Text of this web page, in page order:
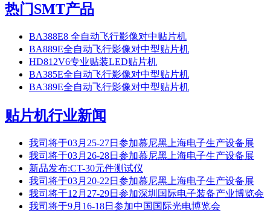
热门SMT产品
BA388E8 全自动飞行影像对中贴片机
BA889E全自动飞行影像对中型贴片机
HD812V6专业贴装LED贴片机
BA385E全自动飞行影像对中型贴片机
BA389E全自动飞行影像对中型贴片机
贴片机行业新闻
我司将于03月25-27日参加慕尼黑上海电子生产设备展
我司将于03月26-28日参加慕尼黑上海电子生产设备展
新品发布:CT-30元件测试仪
我司将于03月20-22日参加慕尼黑上海电子生产设备展
我司将于12月27-29日参加深圳国际电子装备产业博览会
我司将于9月16-18日参加中国国际光电博览会